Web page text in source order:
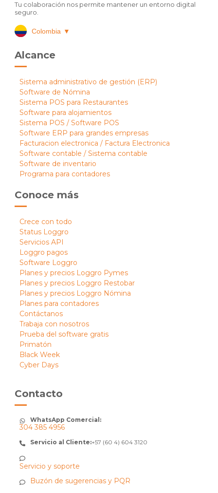
Tu colaboración nos permite mantener un entorno digital
seguro.
Colombia ▼
Alcance
Sistema administrativo de gestión (ERP)
Software de Nómina
Sistema POS para Restaurantes
Software para alojamientos
Sistema POS / Software POS
Software ERP para grandes empresas
Facturacion electronica / Factura Electronica
Software contable / Sistema contable
Software de inventario
Programa para contadores
Conoce más
Crece con todo
Status Loggro
Servicios API
Loggro pagos
Software Loggro
Planes y precios Loggro Pymes
Planes y precios Loggro Restobar
Planes y precios Loggro Nómina
Planes para contadores
Contáctanos
Trabaja con nosotros
Prueba del software gratis
Primatón
Black Week
Cyber Days
Contacto
WhatsApp Comercial:
304 385 4956
Servicio al Cliente:+57 (60 4) 604 3120
Servicio y soporte
Buzón de sugerencias y PQR